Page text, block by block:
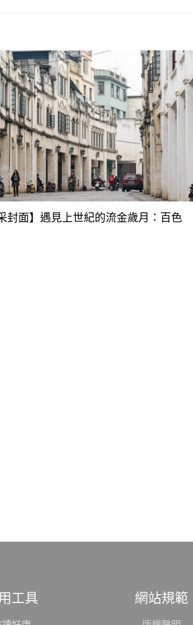
封面】遇見上世紀的流金歲月：百色
工具 網站規範